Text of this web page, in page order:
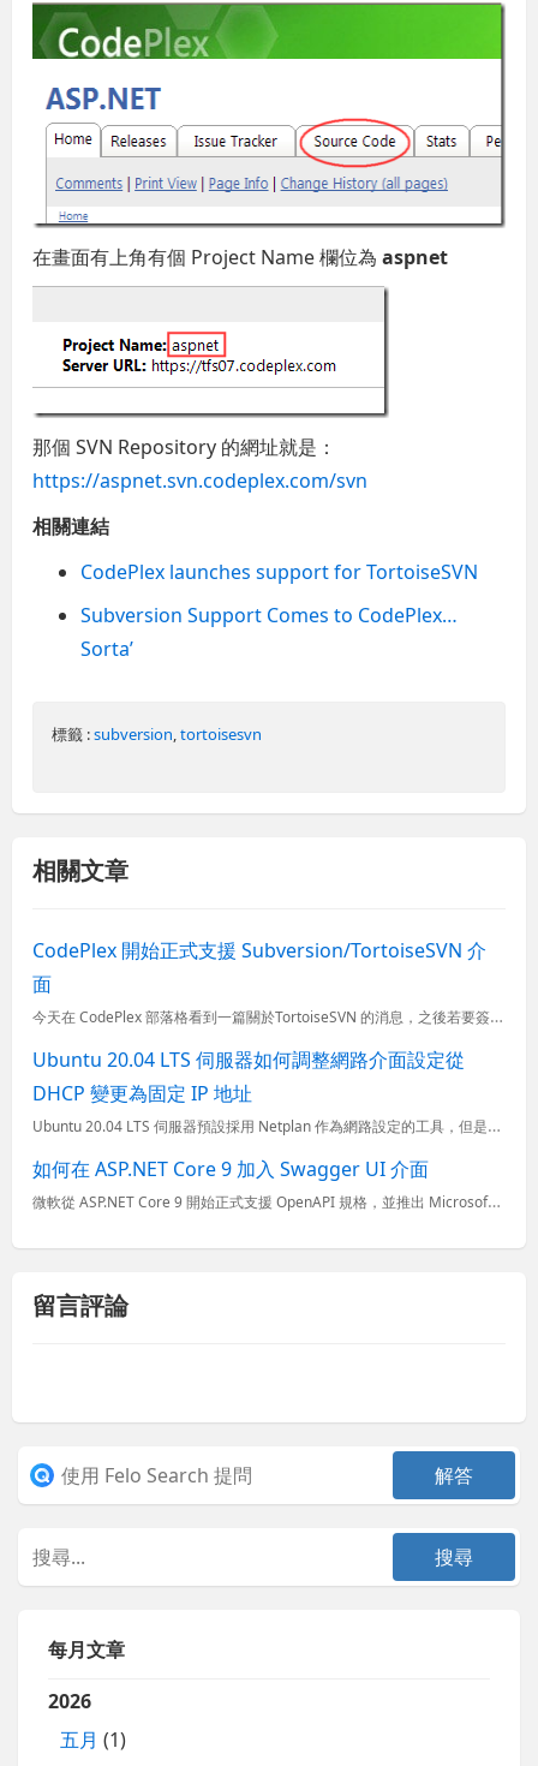
在畫面有上角有個 Project Name 欄位為aspnet
那個 SVN Repository 的網址就是：
https://aspnet.svn.codeplex.com/svn
相關連結
CodePlex launches support for TortoiseSVN
Subversion Support Comes to CodePlex…
Sorta’
標籤 :subversion ,tortoisesvn
相關文章
CodePlex 開始正式支援 Subversion/TortoiseSVN 介
面
今天在 CodePlex 部落格看到一篇關於TortoiseSVN 的消息，之後若要簽出 CodePlex 上面專案的原始碼，不用再額外安裝 SvnBridge 了，因為從今日起 CodePlex 開...
Ubuntu 20.04 LTS 伺服器如何調整網路介面設定從
DHCP 變更為固定 IP 地址
Ubuntu 20.04 LTS 伺服器預設採用 Netplan 作為網路設定的工具，但是要變更網路介面設定實在是有點麻煩，沒找到有好用的 TUI (Terminal UI) 工具可以用。我想透過這篇
如何在 ASP.NET Core 9 加入 Swagger UI 介面
微軟從 ASP.NET Core 9 開始正式支援 OpenAPI 規格，並推出 Microsoft.AspNetCore.OpenApi NuGet 套件，在建立 ASP.NET Core Web ...
留言評論
每月文章
2026
五月 (1)